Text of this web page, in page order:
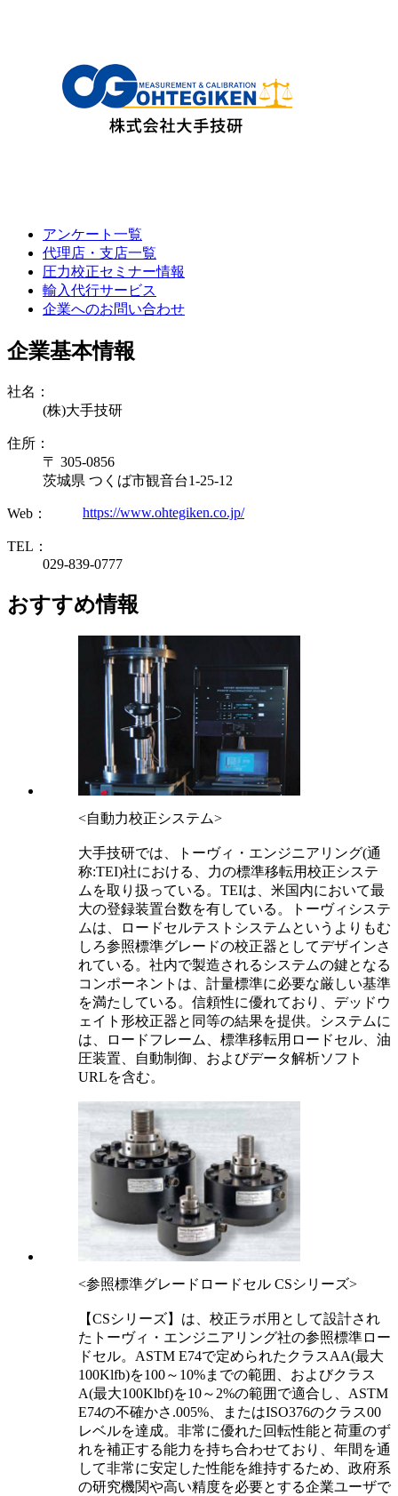
アンケート一覧
代理店・支店一覧
圧力校正セミナー情報
輸入代行サービス
企業へのお問い合わせ
企業基本情報
社名：
(株)大手技研
住所：
〒 305-0856
茨城県 つくば市観音台1-25-12
Web： https://www.ohtegiken.co.jp/
TEL：
029-839-0777
おすすめ情報
<自動力校正システム>
大手技研では、トーヴィ・エンジニアリング(通
称:TEI)社における、力の標準移転用校正システ
ムを取り扱っている。TEIは、米国内において最
大の登録装置台数を有している。トーヴィシステ
ムは、ロードセルテストシステムというよりもむ
しろ参照標準グレードの校正器としてデザインさ
れている。社内で製造されるシステムの鍵となる
コンポーネントは、計量標準に必要な厳しい基準
を満たしている。信頼性に優れており、デッドウ
ェイト形校正器と同等の結果を提供。システムに
は、ロードフレーム、標準移転用ロードセル、油
圧装置、自動制御、およびデータ解析ソフト
URLを含む。
<参照標準グレードロードセル CSシリーズ>
【CSシリーズ】は、校正ラボ用として設計され
たトーヴィ・エンジニアリング社の参照標準ロー
ドセル。ASTM E74で定められたクラスAA(最大
100Klfb)を100～10%までの範囲、およびクラス
A(最大100Klbf)を10～2%の範囲で適合し、ASTM
E74の不確かさ.005%、またはISO376のクラス00
レベルを達成。非常に優れた回転性能と荷重のず
れを補正する能力を持ち合わせており、年間を通
して非常に安定した性能を維持するため、政府系
の研究機関や高い精度を必要とする企業ユーザで